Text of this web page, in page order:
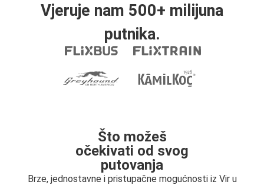
Vjeruje nam 500+ milijuna
putnika.
Što možeš
očekivati od svog
putovanja
Brze, jednostavne i pristupačne mogućnosti iz Vir u